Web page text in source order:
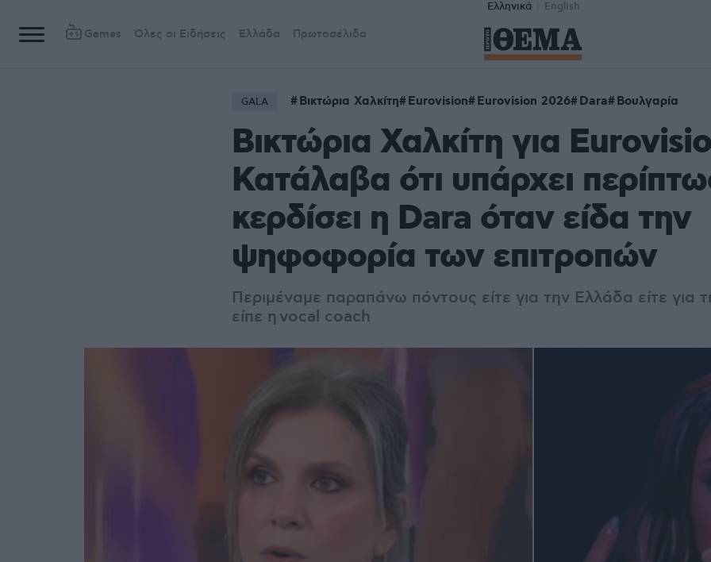
Ελληνικά English
Games Όλες οι Ειδήσεις Ελλάδα Πρωτοσέλιδα
GALA Βικτώρια Χαλκίτη Eurovision Eurovision 2026 Dara Βουλγαρία
Βικτώρια Χαλκίτη για
Κατάλαβα ότι υπάρχει
κερδίσει η Dara όταν είδα την
ψηφοφορία των επιτροπών
Περιμέναμε παραπάνω πόντους είτε για την Ελλάδα είτε για
είπε η vocal coach